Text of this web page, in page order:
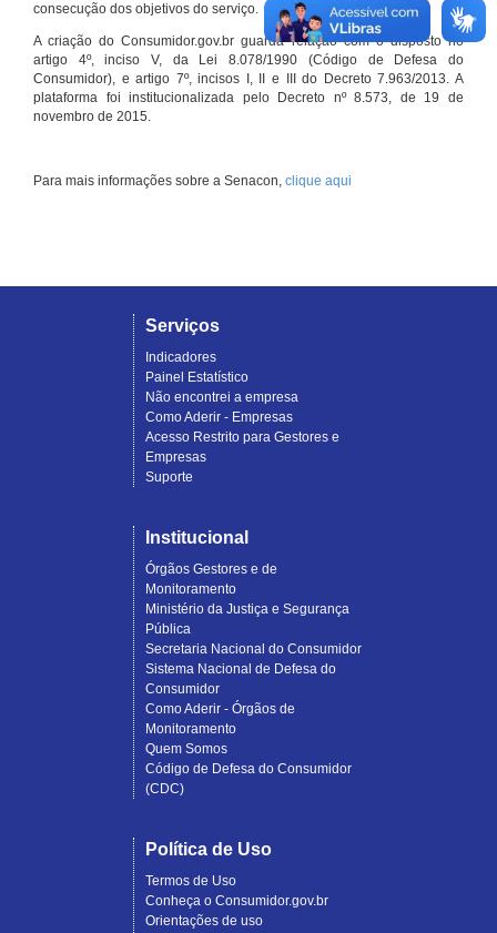
consecução dos objetivos do serviço.
A criação do Consumidor.gov.br guarda relação com o disposto no
artigo 4º, inciso V, da Lei 8.078/1990 (Código de Defesa do
Consumidor), e artigo 7º, incisos I, II e III do Decreto 7.963/2013. A
plataforma foi institucionalizada pelo Decreto nº 8.573, de 19 de
novembro de 2015.
Para mais informações sobre a Senacon, clique aqui
Serviços
Indicadores
Painel Estatístico
Não encontrei a empresa
Como Aderir - Empresas
Acesso Restrito para Gestores e
Empresas
Suporte
Institucional
Órgãos Gestores e de
Monitoramento
Ministério da Justiça e Segurança
Pública
Secretaria Nacional do Consumidor
Sistema Nacional de Defesa do
Consumidor
Como Aderir - Órgãos de
Monitoramento
Quem Somos
Código de Defesa do Consumidor
(CDC)
Política de Uso
Termos de Uso
Conheça o Consumidor.gov.br
Orientações de uso